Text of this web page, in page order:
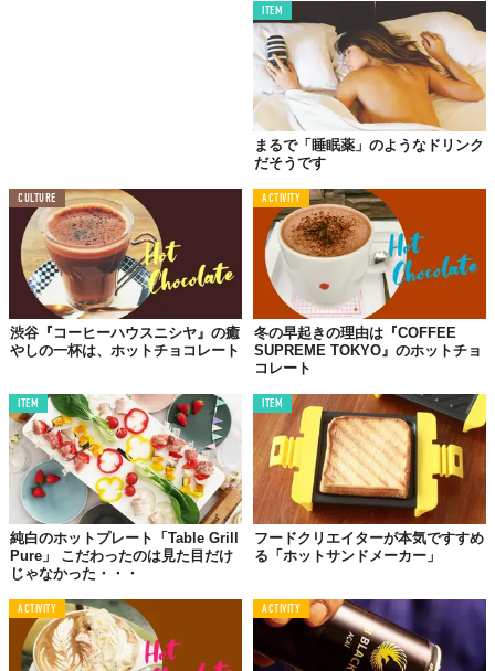
ITEM
まるで「睡眠薬」のようなドリンク
だそうです
CULTURE
渋谷『コーヒーハウスニシヤ』の癒
やしの一杯は、ホットチョコレート
ACTIVITY
冬の早起きの理由は『COFFEE
SUPREME TOKYO』のホットチョ
コレート
ITEM
純白のホットプレート「Table Grill
Pure」 こだわったのは見た目だけ
じゃなかった・・・
ITEM
フードクリエイターが本気ですすめ
る「ホットサンドメーカー」
ACTIVITY ACTIVITY